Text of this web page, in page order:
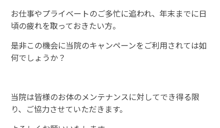
お仕事やプライベートのご多忙に追われ、年末までに日
頃の疲れを取っておきたい方。
是非この機会に当院のキャンペーンをご利用されては如
何でしょうか？
当院は皆様のお体のメンテナンスに対してでき得る限
り、ご協力させていただきます。